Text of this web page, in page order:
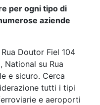
per ogni tipo di
aziende
Doutor Fiel 104
National su Rua
e sicuro. Cerca
tutti i tipi
e aeroporti